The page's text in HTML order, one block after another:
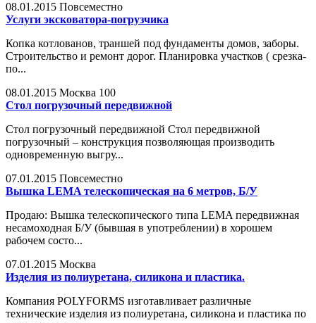
08.01.2015 Повсеместно
Услуги эксковатора-погрузчика
Копка котлованов, траншей под фундаменты домов, заборы.
Строительство и ремонт дорог. Планировка участков ( срезка-
по...
08.01.2015 Москва 100
Cтол погрузочный передвижной
Cтол погрузочный передвижной Стол передвижной
погрузочный – конструкция позволяющая производить
одновременную выгру...
07.01.2015 Повсеместно
Вышка LEMA телескопическая на 6 метров, Б/У
Продаю: Вышка телескопического типа LEMA передвижная
несамоходная Б/У (бывшая в употреблении) в хорошем
рабочем состо...
07.01.2015 Москва
Изделия из полиуретана, силикона и пластика.
Компания POLYFORMS изготавливает различные
технические изделия из полиуретана, силикона и пластика по